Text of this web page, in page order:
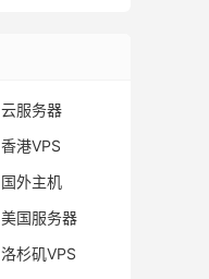
云服务器
香港VPS
国外主机
美国服务器
洛杉矶VPS